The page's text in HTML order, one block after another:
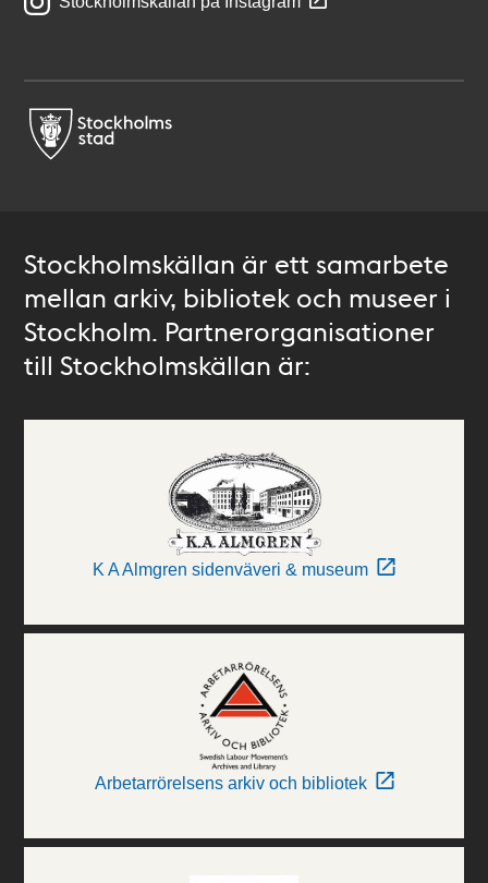
Stockholmskällan är ett samarbete
mellan arkiv, bibliotek och museer i
Stockholm. Partnerorganisationer
till Stockholmskällan är:
K A Almgren sidenväveri & museum
Arbetarrörelsens arkiv och bibliotek